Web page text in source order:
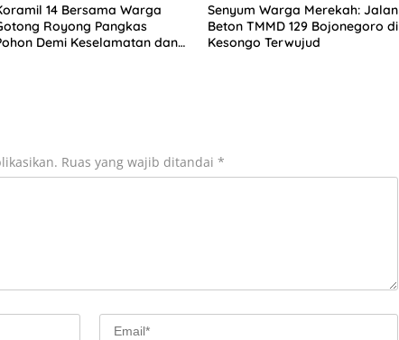
14 Bersama Warga
Royong Pangkas
Demi Keselamatan dan
Senyum Warga Merekah: Jalan
Beton TMMD 129 Bojonegoro di
Kesongo Terwujud
Ruas yang wajib ditandai *